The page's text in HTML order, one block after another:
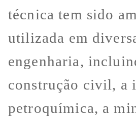
técnica tem sido
utilizada em
engenharia,
construção civil, a
petroquímica, a